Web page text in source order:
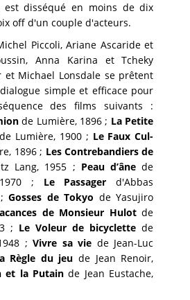
est disséqué en moins de dix
off d'un couple d'acteurs.
Piccoli, Ariane Ascaride et
Anna Karina et Tcheky
et Michael Lonsdale se prêtent
simple et efficace pour
des films suivants :
de Lumière, 1896 ; La Petite
de Lumière, 1900 ; Le Faux Cul-
1896 ; Les Contrebandiers de
Lang, 1955 ; Peau d’âne de
1970 ; Le Passager d'Abbas
;Gosses de Tokyo de Yasujiro
de Monsieur Hulotde
; Le Voleur de bicyclette de
;Vivre sa vie de Jean-Luc
Règle du jeu de Jean Renoir,
et la Putain de Jean Eustache,